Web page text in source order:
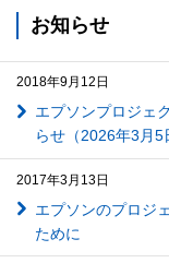
お知らせ
2018年9月12日
エプソンプロジェ
らせ（2026年3月5
2017年3月13日
エプソンのプロジ
ために